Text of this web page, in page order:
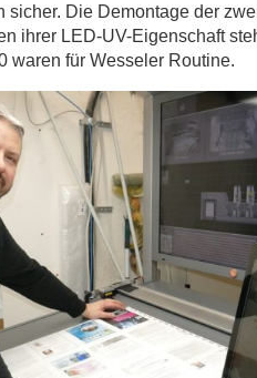
sicher. Die Demontage der
ihrer LED-UV-Eigenschaft
waren für Wesseler Routine.